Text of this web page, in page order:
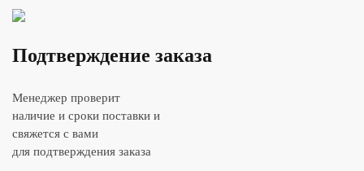
Подтверждение заказа
Менеджер проверит
наличие и сроки поставки и
свяжется с вами
для подтверждения заказа